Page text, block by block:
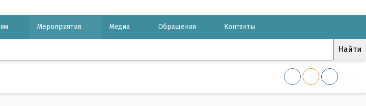
Мероприятия Медиа Обращения Контакты